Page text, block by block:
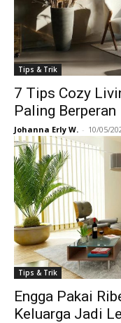
Tips & Trik
7 Tips Cozy
Paling Berperan
Johanna Erly W. - 10/05/
Tips & Trik
Engga Pakai
Keluarga Jadi